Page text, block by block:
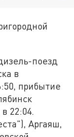
поезд
в
прибытие
22:04.
Аргаяш,